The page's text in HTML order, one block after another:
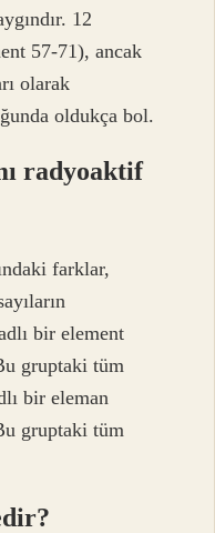
12
57-71), ancak
olarak
oldukça bol.
radyoaktif
farklar,
bir element
gruptaki tüm
bir eleman
gruptaki tüm